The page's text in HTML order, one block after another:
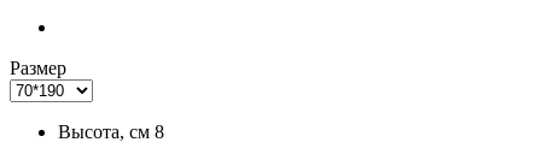
Размер
Высота, см 8